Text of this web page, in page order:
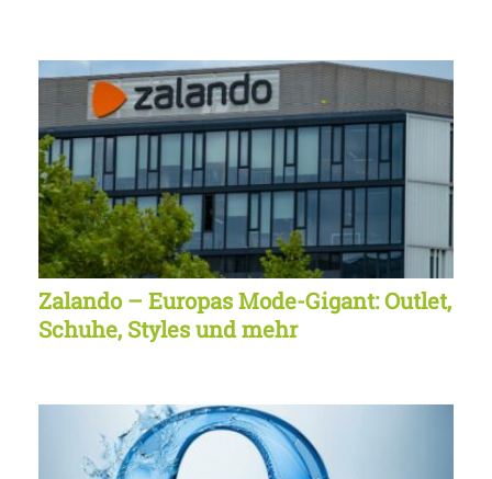
Zalando – Europas Mode-Gigant: Outlet,
Schuhe, Styles und mehr